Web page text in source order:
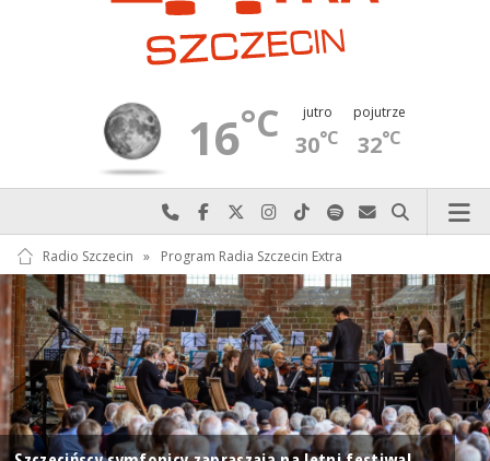
16°C jutro
30°C
pojutrze
32°C
Najlepiej po prostu do nas zadzwoń
Odwiedź nas na Facebook-u
Odwiedź nas na X
Odwiedź nas na Instagram-ie
Odwiedź nas na TikTok-u
Szukaj nas na Spotify
Wyślij do nas
Szukaj
Radio Szczecin » Program Radia Szczecin Extra